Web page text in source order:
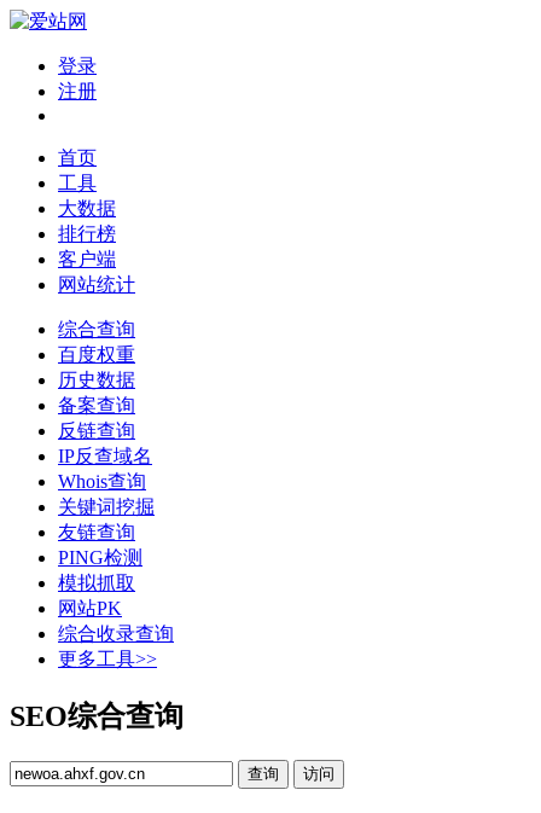
登录
注册
首页
工具
大数据
排行榜
客户端
网站统计
综合查询
百度权重
历史数据
备案查询
反链查询
IP反查域名
Whois查询
关键词挖掘
友链查询
PING检测
模拟抓取
网站PK
综合收录查询
更多工具>>
SEO综合查询